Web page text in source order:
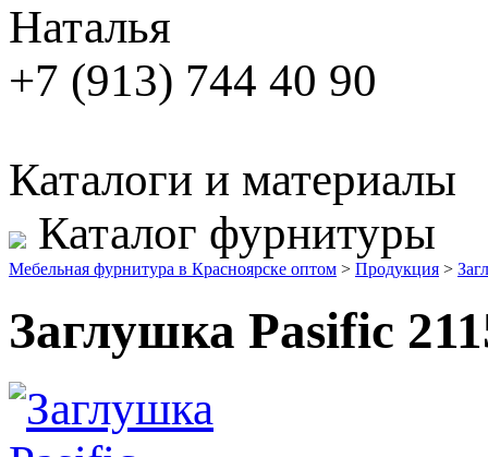
Наталья
+7 (913) 744 40 90
Каталоги и материалы
Каталог фурнитуры
Мебельная фурнитура в Красноярске оптом > Продукция >
Заглушка Pasific